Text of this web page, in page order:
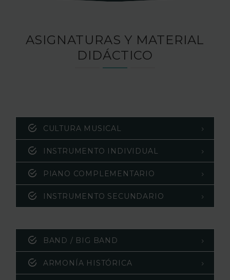
ASIGNATURAS Y MATERIAL
DIDÁCTICO
CULTURA MUSICAL
INSTRUMENTO INDIVIDUAL
PIANO COMPLEMENTARIO
INSTRUMENTO SECUNDARIO
BAND / BIG BAND
ARMONÍA HISTÓRICA